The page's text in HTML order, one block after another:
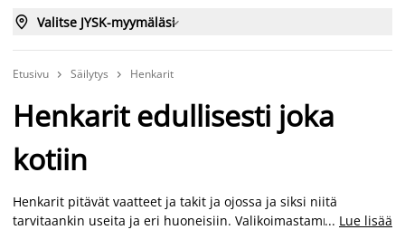
 Valitse JYSK-myymäläsi
Etusivu  Säilytys  Henkarit
Henkarit edullisesti joka
kotiin
Henkarit pitävät vaatteet ja takit ja ojossa ja siksi niitä
tarvitaankin useita ja eri huoneisiin. Valikoimastamme löydät
... Lue lisää